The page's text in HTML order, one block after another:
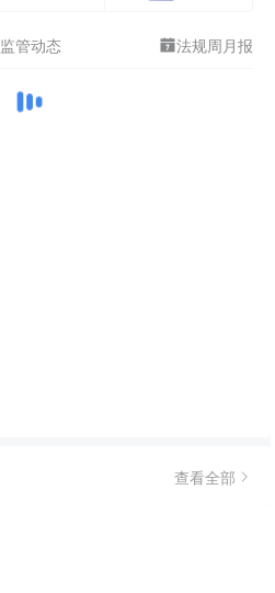
监管动态 法规周月报
查看全部